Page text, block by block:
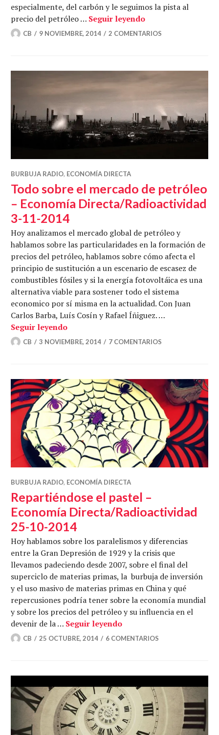
especialmente, del carbón y le seguimos la pista al
precio del petróleo … Seguir leyendoLa vuelta del
CB 9 NOVIEMBRE, 2014 2 COMENTARIOS
BURBUJA RADIO, ECONOMÍA DIRECTA
Todo sobre el mercado de petróleo
– Economía Directa/Radioactividad
3-11-2014
Hoy analizamos el mercado global de petróleo y
hablamos sobre las particularidades en la formación de
precios del petróleo, hablamos sobre cómo afecta el
principio de sustitución a un escenario de escasez de
combustibles fósiles y si la energía fotovoltáica es una
alternativa viable para sostener todo el sistema
economico por sí misma en la actualidad. Con Juan
Carlos Barba, Luís Cosín y Rafael Íñiguez. …
Seguir leyendoTodo sobre el mercado de petróleo –
CB 3 NOVIEMBRE, 2014 7 COMENTARIOS
BURBUJA RADIO, ECONOMÍA DIRECTA
Repartiéndose el pastel –
Economía Directa/Radioactividad
25-10-2014
Hoy hablamos sobre los paralelismos y diferencias
entre la Gran Depresión de 1929 y la crisis que
llevamos padeciendo desde 2007, sobre el final del
superciclo de materias primas, la burbuja de inversión
y el uso masivo de materias primas en China y qué
repercusiones podría tener sobre la economía mundial
y sobre los precios del petróleo y su influencia en el
devenir de la … Seguir leyendoRepartiéndose el pastel
CB 25 OCTUBRE, 2014 6 COMENTARIOS